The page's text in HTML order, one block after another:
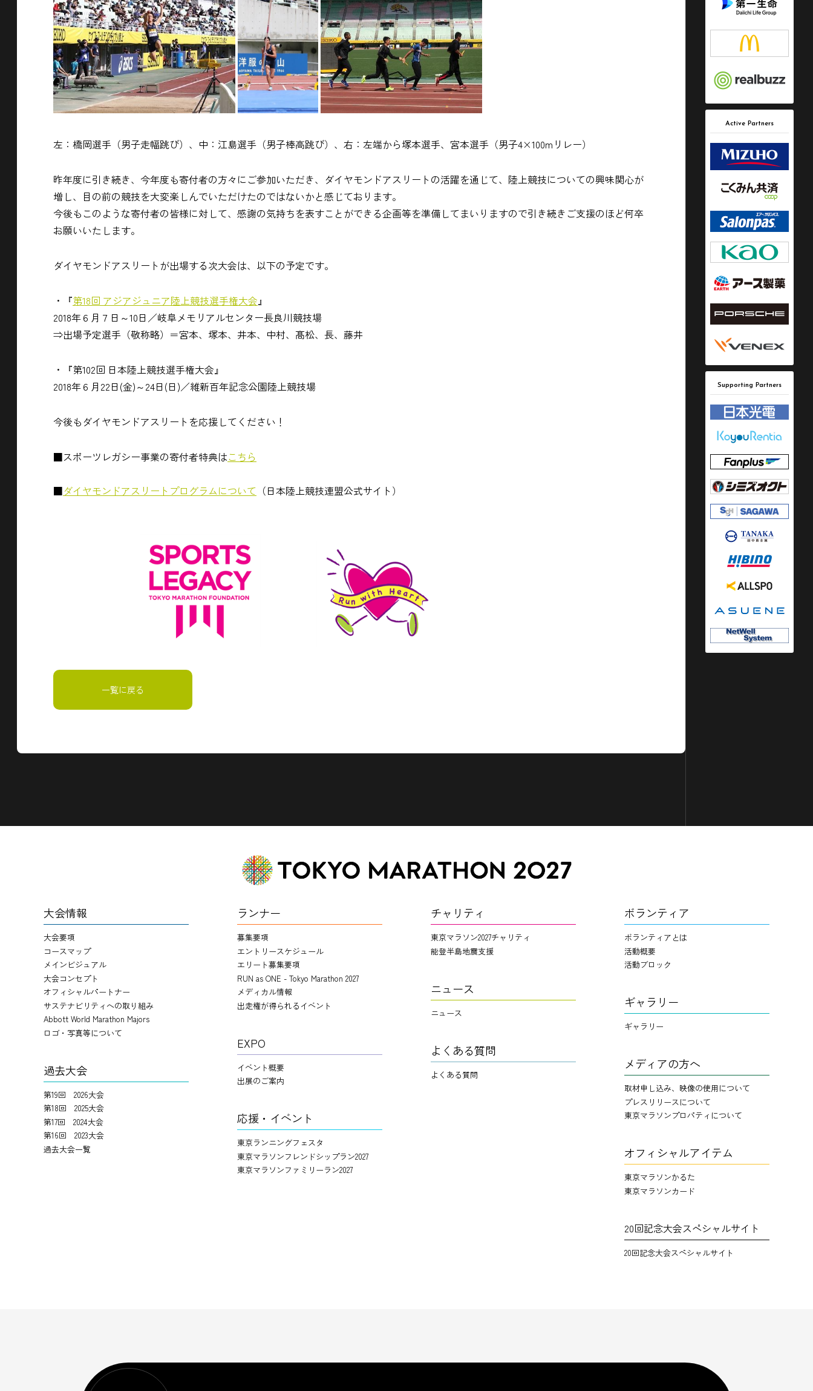
左：橋岡選手（男子走幅跳び）、中：江島選手（男子棒高跳び）、右：左端から塚本選手、宮本選手（男子4×100mリレー）
昨年度に引き続き、今年度も寄付者の方々にご参加いただき、ダイヤモンドアスリートの活躍を通じて、陸上競技についての興味関心が
増し、目の前の競技を大変楽しんでいただけたのではないかと感じております。
今後もこのような寄付者の皆様に対して、感謝の気持ちを表すことができる企画等を準備してまいりますので引き続きご支援のほど何卒
お願いいたします。
ダイヤモンドアスリートが出場する次大会は、以下の予定です。
・『第18回 アジアジュニア陸上競技選手権大会』
2018年６月７日～10日／岐阜メモリアルセンター長良川競技場
⇒出場予定選手（敬称略）＝宮本、塚本、井本、中村、髙松、長、藤井
・『第102回 日本陸上競技選手権大会』
2018年６月22日(金)～24日(日)／維新百年記念公園陸上競技場
今後もダイヤモンドアスリートを応援してください！
■スポーツレガシー事業の寄付者特典はこちら
■ダイヤモンドアスリートプログラムについて （日本陸上競技連盟公式サイト）
一覧に戻る
Active Partners
Supporting Partners
大会情報
大会要項
コースマップ
メインビジュアル
大会コンセプト
オフィシャルパートナー
サステナビリティへの取り組み
Abbott World Marathon Majors
ロゴ・写真等について
過去大会
第19回 2026大会
第18回 2025大会
第17回 2024大会
第16回 2023大会
過去大会一覧
ランナー
募集要項
エントリースケジュール
エリート募集要項
RUN as ONE - Tokyo Marathon 2027
メディカル情報
出走権が得られるイベント
EXPO
イベント概要
出展のご案内
応援・イベント
東京ランニングフェスタ
東京マラソンフレンドシップラン2027
東京マラソンファミリーラン2027
チャリティ
東京マラソン2027チャリティ
能登半島地震支援
ニュース
ニュース
よくある質問
よくある質問
ボランティア
ボランティアとは
活動概要
活動ブロック
ギャラリー
ギャラリー
メディアの方へ
取材申し込み、映像の使用について
プレスリリースについて
東京マラソンプロパティについて
オフィシャルアイテム
東京マラソンかるた
東京マラソンカード
20回記念大会スペシャルサイト
20回記念大会スペシャルサイト